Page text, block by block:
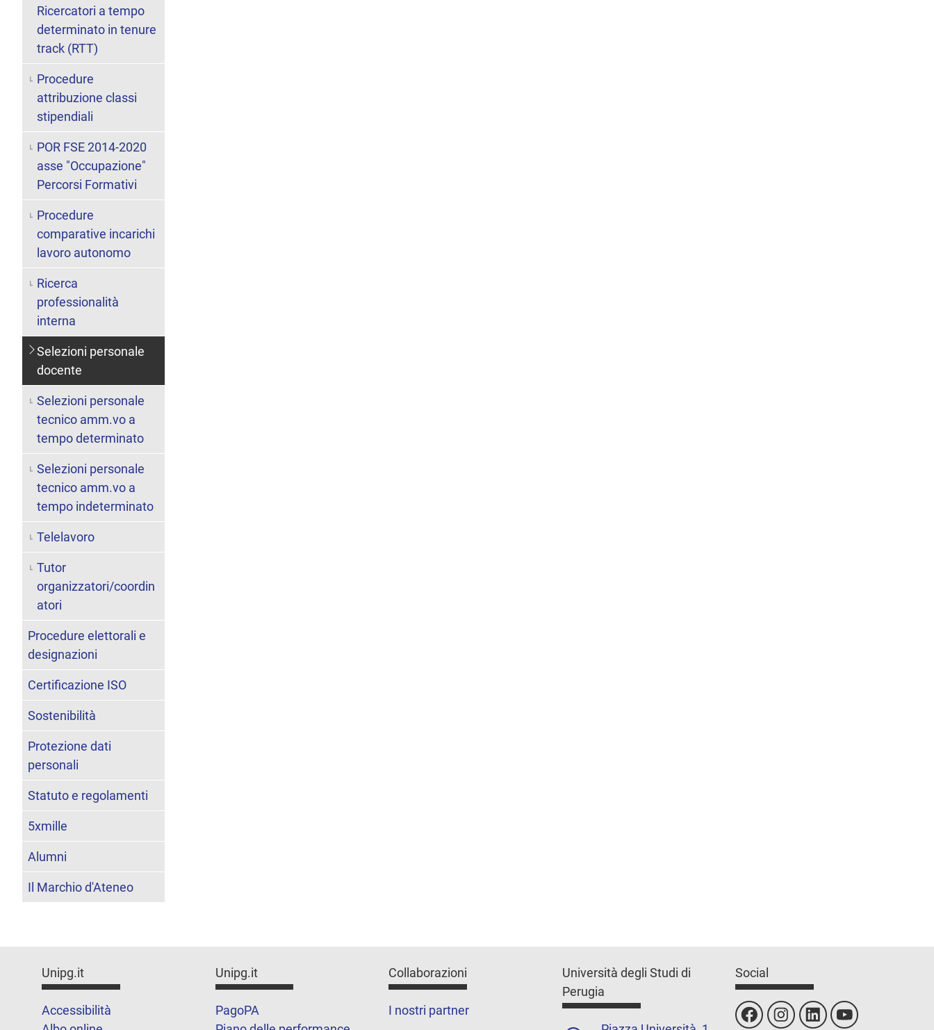
Ricercatori a tempo
determinato in tenure
track (RTT)
Procedure
attribuzione classi
stipendiali
POR FSE 2014-2020
asse "Occupazione"
Percorsi Formativi
Procedure
comparative incarichi
lavoro autonomo
Ricerca
professionalità
interna
Selezioni personale
docente
Selezioni personale
tecnico amm.vo a
tempo determinato
Selezioni personale
tecnico amm.vo a
tempo indeterminato
Telelavoro
Tutor
organizzatori/coordin
atori
Procedure elettorali e
designazioni
Certificazione ISO
Sostenibilità
Protezione dati
personali
Statuto e regolamenti
5xmille
Alumni
Il Marchio d'Ateneo
Unipg.it
Accessibilità
Unipg.it
PagoPA
Collaborazioni
I nostri partner
Università degli Studi di
Perugia
Social